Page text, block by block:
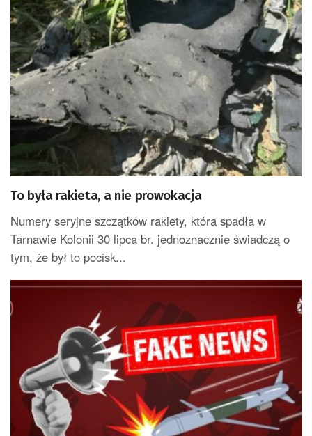
To była rakieta, a nie prowokacja
Numery seryjne szczątków rakiety, która spadła w
Tarnawie Kolonii 30 lipca br. jednoznacznie świadczą o
tym, że był to pocisk...